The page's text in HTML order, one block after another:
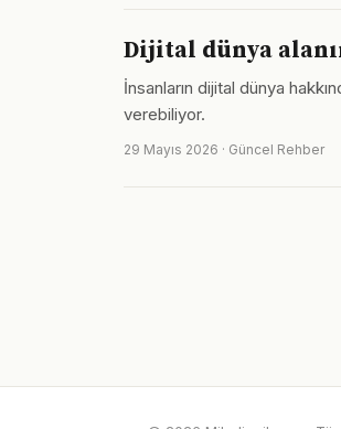
Dijital dünya
İnsanların dijital dünya
verebiliyor.
29 Mayıs 2026 · Güncel Rehber